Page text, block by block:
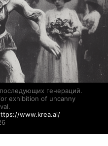
генераций.
exhibition of uncanny
www.krea.ai/